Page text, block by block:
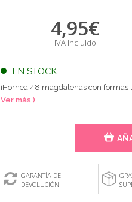
4,95€
IVA incluido
EN STOCK
¡Hornea 48 magdalenas con
Ver más )
GARANTÍA DE
DEVOLUCIÓN